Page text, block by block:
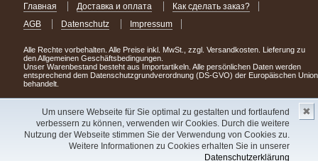
Um unsere Webseite für Sie optimal zu gestalten und fortlaufend
verbessern zu können, verwenden wir Cookies. Durch die weitere
Nutzung der Webseite stimmen Sie der Verwendung von Cookies zu.
Weitere Informationen zu Cookies erhalten Sie in unserer
Datenschutzerklärung
✖
Главная Доставка и оплата
Как сделать заказ?
AGB
Datenschutz Impressum
Alle Rechte vorbehalten. Alle Preise inkl. MwSt., zzgl. Versandkosten. Lieferung zu
den Allgemeinen Geschäftsbedingungen.
Unser Warenbestand besteht aus Importartikeln. Alle persönlichen Daten werden
entsprechend dem Datenschutzgrundverordnung (DS-GVO) der Europäischen Union
behandelt.
Сделав заказ сегодня, уже через день или два Вы можете стать обладателем
НОВИНКИ из Германии! Удачного поиска!
Copyright 2003 - 2023 © Express-Kniga
V.A.Vorobiev